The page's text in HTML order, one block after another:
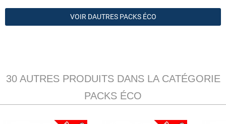
VOIR DAUTRES PACKS ÉCO
30 AUTRES PRODUITS DANS LA CATÉGORIE
PACKS ÉCO